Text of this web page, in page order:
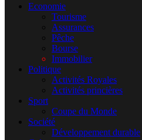
Economie
Tourisme
Assurances
Pêche
Bourse
Immobilier
Politique
Activités Royales
Activités princières
Sport
Coupe du Monde
Société
Développement durable